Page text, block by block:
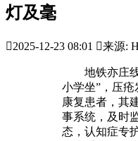
灯及毫
2025-12-23 08:01 来源:
地铁亦庄线
小学坐”，压疮
康复患者，其
事系统，及时
态，认知症专